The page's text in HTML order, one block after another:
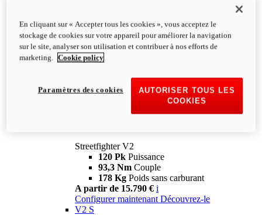
Streetfighter V2
120 Pk Puissance
93,3 Nm Couple
178 Kg Poids sans carburant
A partir de 15.790 € i
Configurer maintenant Découvrez-le
V2 S
En cliquant sur « Accepter tous les cookies », vous acceptez le
stockage de cookies sur votre appareil pour améliorer la navigation
sur le site, analyser son utilisation et contribuer à nos efforts de
marketing.
Cookie policy
AUTORISER TOUS LES
COOKIES
Paramètres des cookies